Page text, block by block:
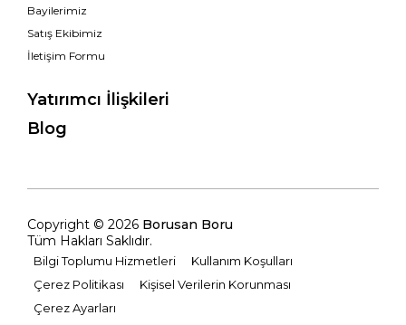
Bayilerimiz
Satış Ekibimiz
İletişim Formu
Yatırımcı İlişkileri
Blog
Copyright © 2026 Borusan Boru
Tüm Hakları Saklıdır.
Bilgi Toplumu Hizmetleri
Kullanım Koşulları
Çerez Politikası
Kişisel Verilerin Korunması
Çerez Ayarları